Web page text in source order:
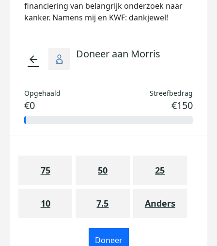
financiering van belangrijk onderzoek naar
kanker. Namens mij en KWF: dankjewel!
arrow_back Doneer aan Morris
Opgehaald
€0
Streefbedrag
€150
75 50 25
10 7.5 Anders
Doneer